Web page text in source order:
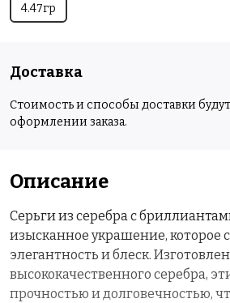
4.47гр
Доставка
Стоимость и способы доставки
оформлении заказа.
Описание
Серьги из серебра с
изысканное украшение, которое
элегантность и блеск.
высококачественного серебра,
прочностью и долговечностью,